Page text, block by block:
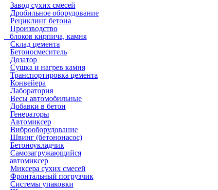
Завод сухих смесей
Дробильное оборудование
Рециклинг бетона
Производство
блоков кирпича, камня
Склад цемента
Бетоносмеситель
Дозатор
Сушка и нагрев камня
Транспортировка цемента
Конвейера
Лаборатория
Весы автомобильные
Добавки в бетон
Генераторы
Автомиксер
Виброоборудование
Швинг (бетононасос)
Бетоноукладчик
Самозагружающийся
автомиксер
Миксера сухих смесей
Фронтальный погрузчик
Системы упаковки